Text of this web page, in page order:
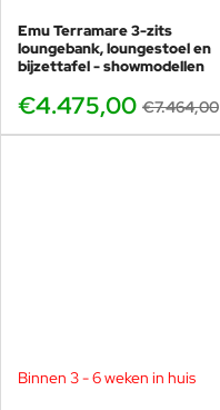
-40%
Emu Terramare 3-zits
loungebank, loungestoel en
bijzettafel - showmodellen
€4.475,00 €7.464,00
Binnen 3 - 6 weken in huis